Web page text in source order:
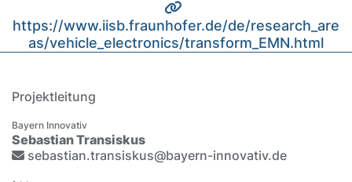
https://www.iisb.fraunhofer.de/de/research_are
as/vehicle_electronics/transform_EMN.html
Projektleitung
Bayern Innovativ
Sebastian Transiskus
sebastian.transiskus@bayern-innovativ.de